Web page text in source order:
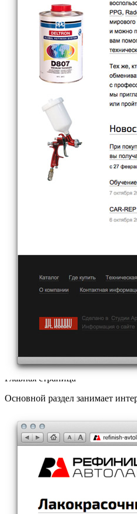
Главная страница
Основной раздел занимает